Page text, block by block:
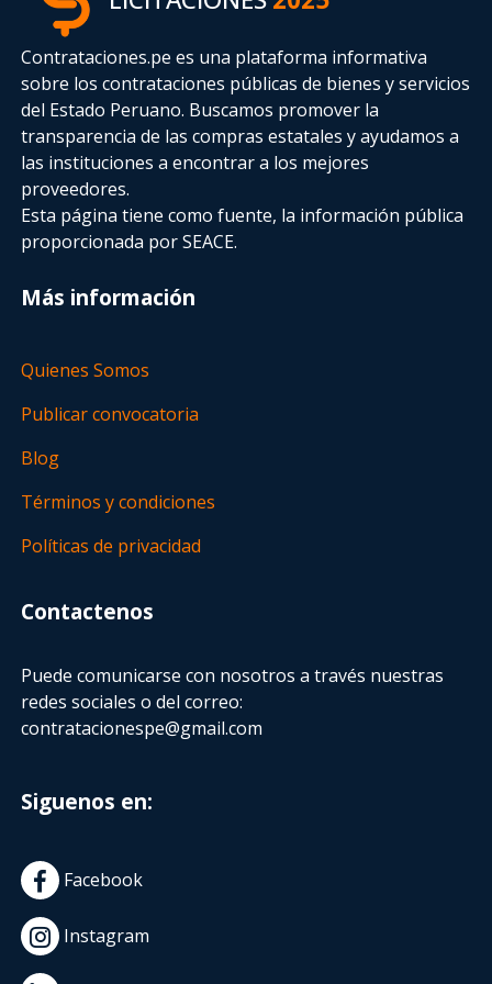
Contrataciones.pe es una plataforma informativa
sobre los contrataciones públicas de bienes y servicios
del Estado Peruano. Buscamos promover la
transparencia de las compras estatalesy ayudamos a
las instituciones a encontrar a los mejores
proveedores.
Esta página tiene como fuente, la información pública
proporcionada por SEACE.
Más información
Quienes Somos
Publicar convocatoria
Blog
Términos y condiciones
Políticas de privacidad
Contactenos
Puede comunicarse con nosotros a través nuestras
redes sociales o del correo:
contratacionespe@gmail.com
Siguenos en:
Facebook
Instagram